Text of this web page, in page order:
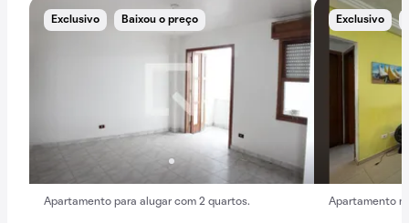
Exclusivo Baixou o preço
Apartamento para alugar com 2 quartos.
Exclusivo
Apartamento